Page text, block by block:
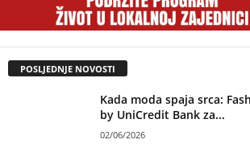
POSLJEDNJE NOVOSTI
Kada moda spaja srca:
by UniCredit Bank za...
02/06/2026